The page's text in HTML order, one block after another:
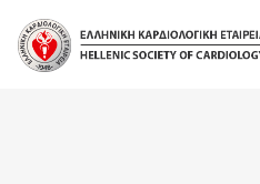
content